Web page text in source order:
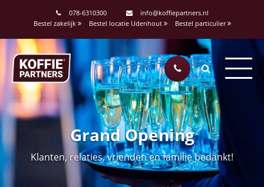
078-6310300
info@koffiepartners.nl
Bestel zakelijk
Bestel locatie Udenhout Bestel particulier
Grand Opening
Klanten, relaties, vrienden en familie bedankt!